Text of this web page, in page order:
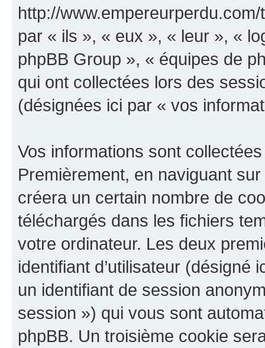
http://
par « ils », « eux », « leur », «
phpBB Group », « équipes de
qui ont collectées lors des
(désignées ici par « vos
Vos informations sont
Premièrement, en naviguant
créera un certain nombre de
téléchargés dans les fichiers
votre ordinateur. Les deux
identifiant d’utilisateur (désigné
un identifiant de session
session ») qui vous sont
phpBB. Un troisième cookie